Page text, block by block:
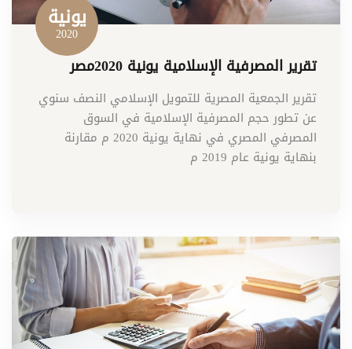
يونية
2020
تقرير المصرفية الإسلامية يونية 2020مصر
تقرير الجمعية المصرية للتمويل الإسلامي النصف سنوي
عن تطور حجم المصرفية الإسلامية في السوق
المصرفي المصري في نهاية يونية 2020 م مقارنة
بنهاية يونية عام 2019 م